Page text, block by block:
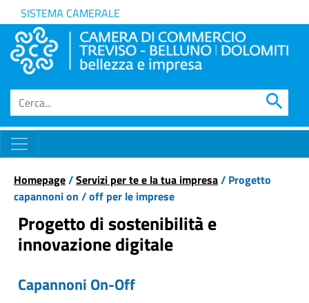
SISTEMA CAMERALE
search
Homepage/Servizi per te e la tua impresa/ Progetto
capannoni on / off per le imprese
Progetto di sostenibilità e
innovazione digitale
Capannoni On-Off